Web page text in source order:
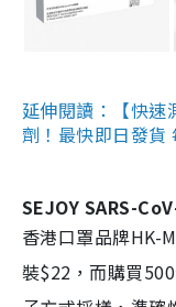
延伸閱讀：【快速
劑！最快即日發貨
SEJOY SARS-
香港口罩品牌HK-
裝$22，而購買